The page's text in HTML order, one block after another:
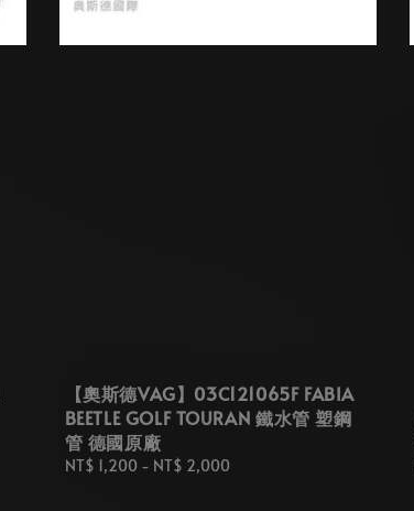
【奧斯德VAG】03C121065F FABIA
BEETLE GOLF TOURAN 鐵水管 塑鋼
管 德國原廠
Regular
NT$ 1,200- NT$ 2,000